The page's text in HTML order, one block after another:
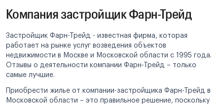
Компания застройщик Фарн-Трейд
Застройщик Фарн-Трейд - известная фирма, которая
работает на рынке услуг возведения объектов
недвижимости в Москве и Московской области с 1995 года.
Отзывы о деятельности компании Фарн-Трейд – только
самые лучшие.
Приобрести жилье от компании-застройщика Фарн-Трейд в
Московской области – это правильное решение, поскольку